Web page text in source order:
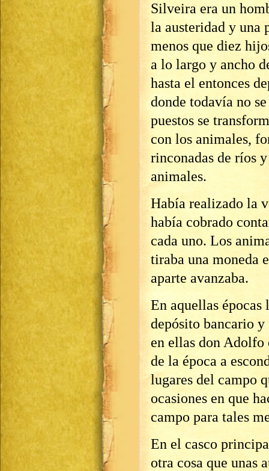
Silveira era un
la austeridad y una
menos que diez
a lo largo y ancho
hasta el entonces
donde todavía no
puestos se
con los animales,
rinconadas de ríos
animales.
Había realizado la
había cobrado
cada uno. Los
tiraba una moneda
aparte avanzaba.
En aquellas
depósito bancario
en ellas don Adolfo
de la época a
lugares del campo
ocasiones en que
campo para tales
En el casco
otra cosa que unas